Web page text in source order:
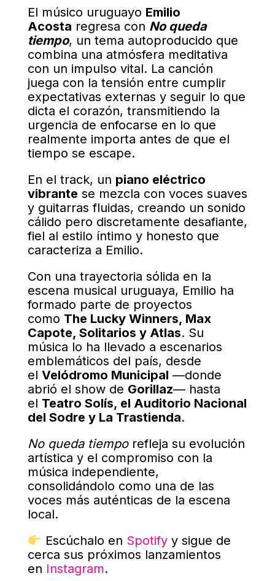
El músico uruguayo Emilio
Acosta regresa con No queda
tiempo, un tema autoproducido que
combina una atmósfera meditativa
con un impulso vital. La canción
juega con la tensión entre cumplir
expectativas externas y seguir lo que
dicta el corazón, transmitiendo la
urgencia de enfocarse en lo que
realmente importa antes de que el
tiempo se escape.
En el track, un piano eléctrico
vibrante se mezcla con voces suaves
y guitarras fluidas, creando un sonido
cálido pero discretamente desafiante,
fiel al estilo íntimo y honesto que
caracteriza a Emilio.
Con una trayectoria sólida en la
escena musical uruguaya, Emilio ha
formado parte de proyectos
como The Lucky Winners, Max
Capote, Solitarios y Atlas. Su
música lo ha llevado a escenarios
emblemáticos del país, desde
el Velódromo Municipal —donde
abrió el show de Gorillaz— hasta
el Teatro Solís, el Auditorio Nacional
del Sodre y La Trastienda.
No queda tiemporefleja su evolución
artística y el compromiso con la
música independiente,
consolidándolo como una de las
voces más auténticas de la escena
local.
Escúchalo en Spotifyy sigue de
cerca sus próximos lanzamientos
en Instagram.